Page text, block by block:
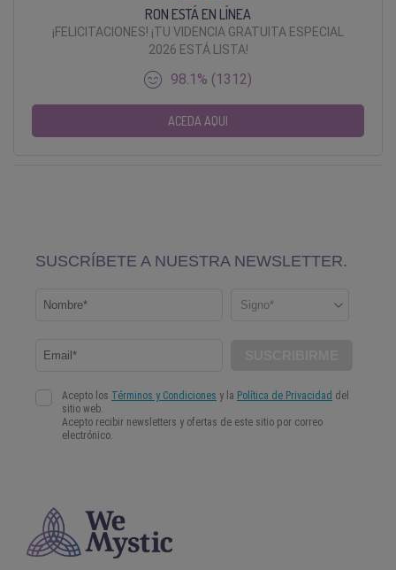
RON ESTÁ EN LÍNEA
¡FELICITACIONES! ¡TU VIDENCIA GRATUITA ESPECIAL
2026 ESTÁ LISTA!
98.1% (1312)
ACEDA AQUI